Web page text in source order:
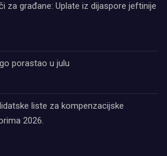
za građane: Uplate iz dijaspore jeftinije
porastao u julu
liste za kompenzacijske
2026.